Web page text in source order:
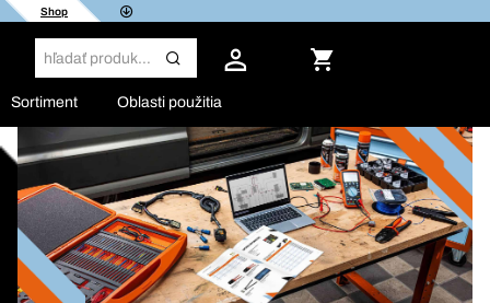
Shop
Sortiment Oblasti použitia